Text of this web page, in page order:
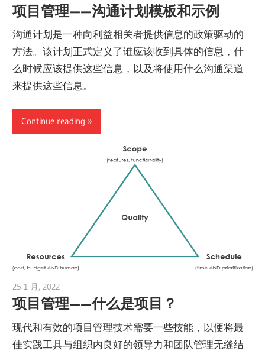
项目管理——沟通计划模板和示例
沟通计划是一种向利益相关者提供信息的政策驱动的
方法。该计划正式定义了谁应该收到具体的信息，什
么时候应该提供这些信息，以及将使用什么沟通渠道
来提供这些信息。
Continue reading
25 1 月, 2022
项目管理——什么是项目？
现代和有效的项目管理技术需要一些技能，以便将最
佳实践工具与组织内良好的领导力和团队管理无缝结